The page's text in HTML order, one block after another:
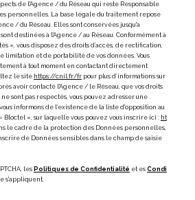
de l'Agence / du Réseau qui reste Responsable
personnelles. La base légale du traitement repose
/ du Réseau. Elles sont conservées jusqu'à
destinées à l'Agence / au Réseau. Conformément à
», vous disposez des droits d’accès, de rectification,
limitation et de portabilité de vos données. Vous
à tout moment en contactant directement
le site https://cnil.fr/fr pour plus d’informations sur
avoir contacté l'Agence / le Réseau, que vos droits
sont pas respectés, vous pouvez adresser une
informons de l’existence de la liste d'opposition au
», sur laquelle vous pouvez vous inscrire ici : ht
le cadre de la protection des Données personnelles,
de Données sensibles dans le champ de saisie
les Politiques de Confidentialité et es Condi
s'appliquent.